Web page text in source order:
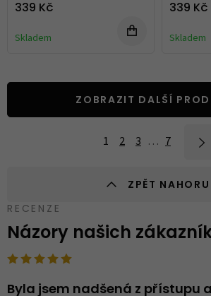
339 Kč
Skladem
339 Kč
Skladem
ZPĚT NAHORU
ZOBRAZIT DALŠÍ
1 2 3 … 7
RECENZE
Názory našich
Byla jsem nadšená z přístupu